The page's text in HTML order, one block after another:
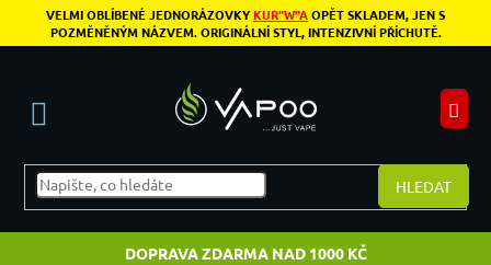
Přejít na obsah
VELMI OBLÍBENÉ JEDNORÁZOVKYKUR"W"AOPĚT SKLADEM, JEN S
POZMĚNĚNÝM NÁZVEM. ORIGINÁLNÍ STYL, INTENZIVNÍ PŘÍCHUTĚ.
HLEDAT
DOPRAVA ZDARMA NAD 1000 KČ